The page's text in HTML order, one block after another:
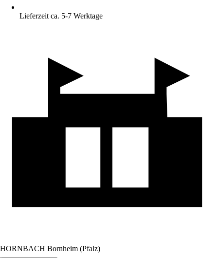
Lieferzeit ca. 5-7 Werktage
HORNBACH Bornheim (Pfalz)